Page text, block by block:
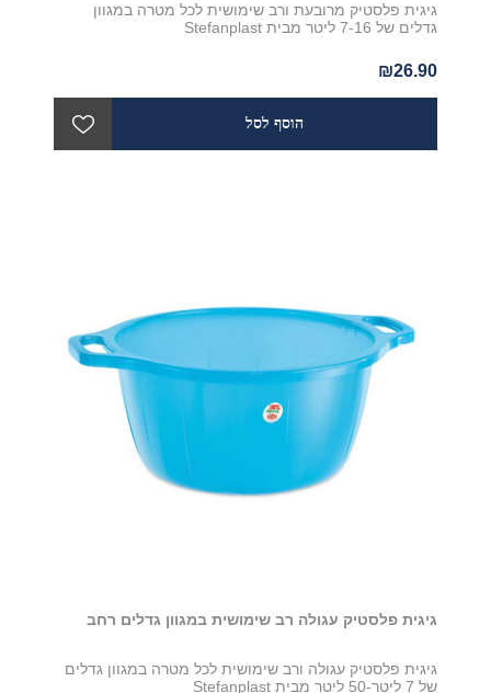
גיגית פלסטיק מרובעת ורב שימושית לכל מטרה במגוון
גדלים של 7-16 ליטר מבית Stefanplast
₪26.90
גיגית פלסטיק עגולה רב שימושית במגוון גדלים רחב
גיגית פלסטיק עגולה ורב שימושית לכל מטרה במגוון גדלים
של 7 ליטר-50 ליטר מבית Stefanplast